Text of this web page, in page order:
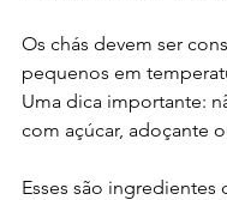
Os chás devem ser
pequenos em
Uma dica importante:
com açúcar, adoçante
Esses são ingredientes